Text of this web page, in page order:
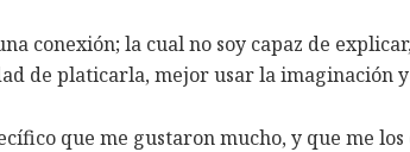
conexión; la cual no soy capaz de
de platicarla, mejor usar la imaginación
que me gustaron mucho, y que me